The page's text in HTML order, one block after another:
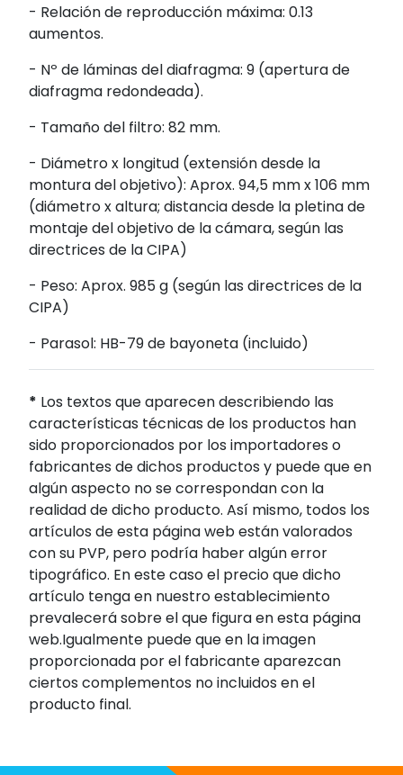
- Relación de reproducción máxima: 0.13
aumentos.
- Nº de láminas del diafragma: 9 (apertura de
diafragma redondeada).
- Tamaño del filtro: 82 mm.
- Diámetro x longitud (extensión desde la
montura del objetivo): Aprox. 94,5 mm x 106 mm
(diámetro x altura; distancia desde la pletina de
montaje del objetivo de la cámara, según las
directrices de la CIPA)
- Peso: Aprox. 985 g (según las directrices de la
CIPA)
- Parasol: HB-79 de bayoneta (incluido)
* Los textos que aparecen describiendo las
características técnicas de los productos han
sido proporcionados por los importadores o
fabricantes de dichos productos y puede que en
algún aspecto no se correspondan con la
realidad de dicho producto. Así mismo, todos los
artículos de esta página web están valorados
con su PVP, pero podría haber algún error
tipográfico. En este caso el precio que dicho
artículo tenga en nuestro establecimiento
prevalecerá sobre el que figura en esta página
web.Igualmente puede que en la imagen
proporcionada por el fabricante aparezcan
ciertos complementos no incluidos en el
producto final.